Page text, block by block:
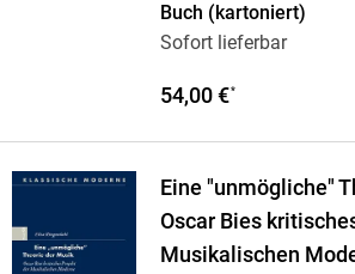
Buch (kartoniert)
Sofort lieferbar
54,00 €*
Eine "unmögliche"
Oscar Bies
Musikalischen